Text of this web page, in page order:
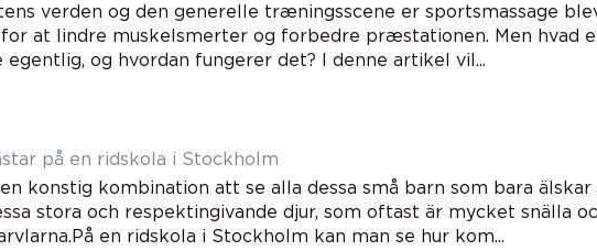
verden og den generelle træningsscene er sportsmassage
at lindre muskelsmerter og forbedre præstationen. Men hvad
egentlig, og hvordan fungerer det? I denne artikel vil...
på en ridskola i Stockholm
konstig kombination att se alla dessa små barn som bara älskar
stora och respektingivande djur, som oftast är mycket snälla
en ridskola i Stockholm kan man se hur kom...